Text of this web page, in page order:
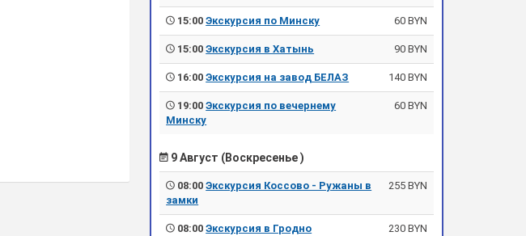
15:00Экскурсия по Минску 60 BYN
15:00Экскурсия в Хатынь 90 BYN
16:00Экскурсия на завод БЕЛАЗ 140 BYN
19:00Экскурсия по вечернему
Минску
60 BYN
9 Август (Воскресенье )
08:00Экскурсия Коссово - Ружаны в
замки
255 BYN
08:00Экскурсия в Гродно 230 BYN